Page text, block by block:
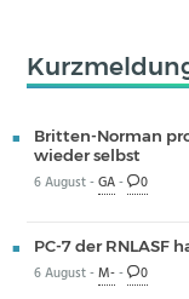
Britten-Norman
wieder selbst
6 August -GA- 0
PC-7 der RNLASF
6 August -M-- 0